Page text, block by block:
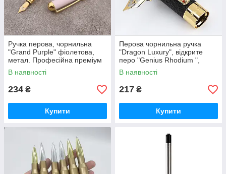
Ручка перова, чорнильна
"Grand Purple" фіолетова,
метал. Професійна преміум
класу.
В наявності
234 ₴
Купити
Перова чорнильна ручка
"Dragon Luxury", відкрите
перо "Genius Rhodium ",
позолота, метал + капсула
чорнила в подарунок
В наявності
217 ₴
Купити